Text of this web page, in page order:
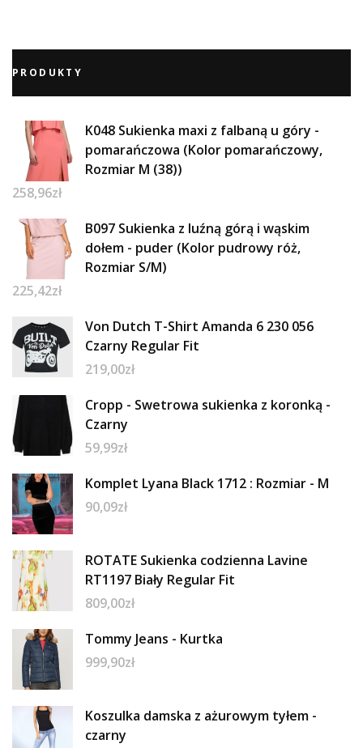
PRODUKTY
K048 Sukienka maxi z falbaną u góry -
pomarańczowa (Kolor pomarańczowy,
Rozmiar M (38))
258,96zł
B097 Sukienka z luźną górą i wąskim
dołem - puder (Kolor pudrowy róż,
Rozmiar S/M)
225,42zł
Von Dutch T-Shirt Amanda 6 230 056
Czarny Regular Fit
219,00zł
Cropp - Swetrowa sukienka z koronką -
Czarny
59,99zł
Komplet Lyana Black 1712 : Rozmiar - M
90,09zł
ROTATE Sukienka codzienna Lavine
RT1197 Biały Regular Fit
809,00zł
Tommy Jeans - Kurtka
999,90zł
Koszulka damska z ażurowym tyłem -
czarny